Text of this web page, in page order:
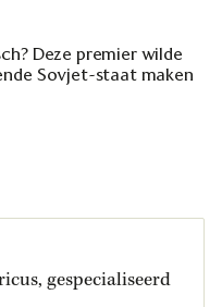
Deze premier wilde
Sovjet-staat maken
gespecialiseerd